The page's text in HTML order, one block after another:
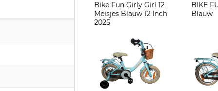
Bike Fun Girly Girl 12
Meisjes Blauw 12 Inch
2025
BIKE
Blauw